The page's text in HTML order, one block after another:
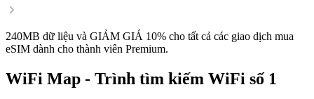
240MB dữ liệu và GIẢM GIÁ 10% cho tất cả các giao dịch mua
eSIM dành cho thành viên Premium.
WiFi Map - Trình tìm kiếm WiFi số 1